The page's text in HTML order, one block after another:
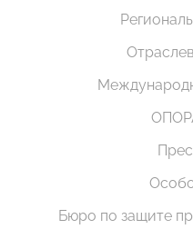
Бюро по защите